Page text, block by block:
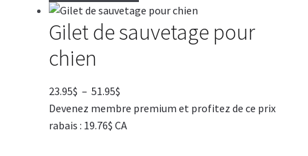
Gilet de sauvetage pour
chien
23.95$ – 51.95$Plage
de
prix :
Devenez membre premium et profitez de ce prix
rabais : 19.76$ CA